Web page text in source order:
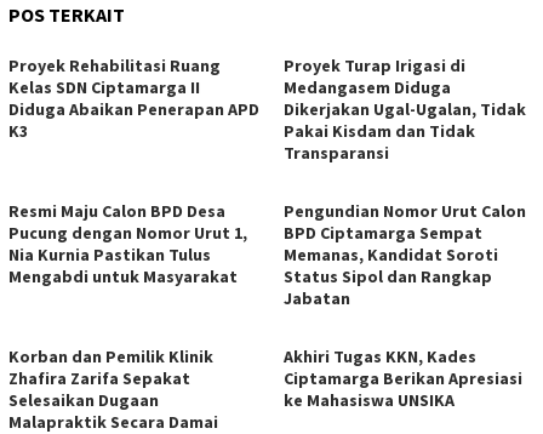
POS TERKAIT
Proyek Rehabilitasi Ruang
Kelas SDN Ciptamarga II
Diduga Abaikan Penerapan APD
K3
Proyek Turap Irigasi di
Medangasem Diduga
Dikerjakan Ugal-Ugalan, Tidak
Pakai Kisdam dan Tidak
Transparansi
Resmi Maju Calon BPD Desa
Pucung dengan Nomor Urut 1,
Nia Kurnia Pastikan Tulus
Mengabdi untuk Masyarakat
Pengundian Nomor Urut Calon
BPD Ciptamarga Sempat
Memanas, Kandidat Soroti
Status Sipol dan Rangkap
Jabatan
Korban dan Pemilik Klinik
Zhafira Zarifa Sepakat
Selesaikan Dugaan
Malapraktik Secara Damai
Akhiri Tugas KKN, Kades
Ciptamarga Berikan Apresiasi
ke Mahasiswa UNSIKA